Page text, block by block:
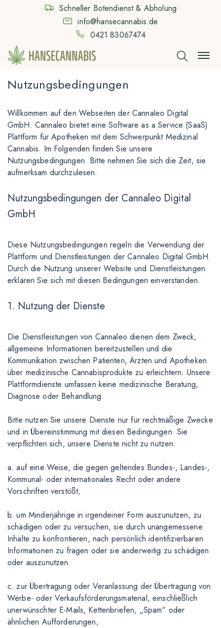
Schneller Botendienst & Abholung
info@hansecannabis.de
0421 83067474
Nutzungsbedingungen
Willkommen auf den Webseiten der Cannaleo Digital
GmbH. Cannaleo bietet eine Software as a Service (SaaS)
Plattform für Apotheken mit dem Schwerpunkt Medizinal
Cannabis. Im Folgenden finden Sie unsere
Nutzungsbedingungen. Bitte nehmen Sie sich die Zeit, sie
aufmerksam durchzulesen.
Nutzungsbedingungen der Cannaleo Digital
GmbH
Diese Nutzungsbedingungen regeln die Verwendung der
Plattform und Dienstleistungen der Cannaleo Digital GmbH.
Durch die Nutzung unserer Website und Dienstleistungen
erklären Sie sich mit diesen Bedingungen einverstanden.
1. Nutzung der Dienste
Die Dienstleistungen von Cannaleo dienen dem Zweck,
allgemeine Informationen bereitzustellen und die
Kommunikation zwischen Patienten, Ärzten und Apotheken
über medizinische Cannabisprodukte zu erleichtern. Unsere
Plattformdienste umfassen keine medizinische Beratung,
Diagnose oder Behandlung.
Bitte nutzen Sie unsere Dienste nur für rechtmäßige Zwecke
und in Übereinstimmung mit diesen Bedingungen. Sie
verpflichten sich, unsere Dienste nicht zu nutzen:
a. auf eine Weise, die gegen geltendes Bundes-, Landes-,
Kommunal- oder internationales Recht oder andere
Vorschriften verstößt,
b. um Minderjährige in irgendeiner Form auszunutzen, zu
schädigen oder zu versuchen, sie durch unangemessene
Inhalte zu konfrontieren, nach persönlich identifizierbaren
Informationen zu fragen oder sie anderweitig zu schädigen
oder auszunutzen
c. zur Übertragung oder Veranlassung der Übertragung von
Werbe- oder Verkaufsförderungsmaterial, einschließlich
unerwünschter E-Mails, Kettenbriefen, „Spam“ oder
ähnlichen Aufforderungen,